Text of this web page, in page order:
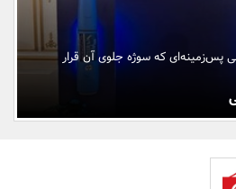
پس‌زمینه‌ای که سوژه جلوی آن قرار